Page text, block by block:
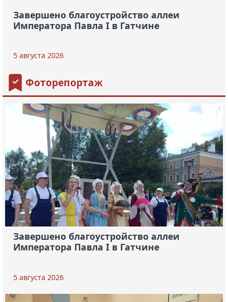
Завершено благоустройство аллеи
Императора Павла I в Гатчине
5 августа 2026
Фоторепортаж
Завершено благоустройство аллеи
Императора Павла I в Гатчине
5 августа 2026